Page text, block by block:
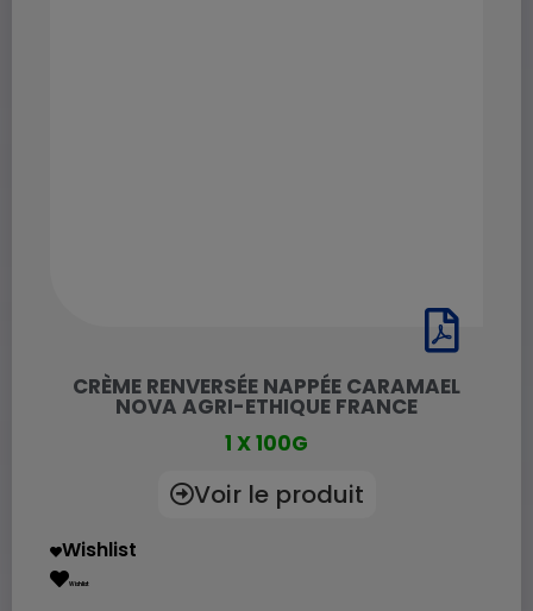
CRÈME RENVERSÉE NAPPÉE CARAMAEL
NOVA AGRI-ETHIQUE FRANCE
1 X 100G
Voir le produit
Wishlist
Wishlist